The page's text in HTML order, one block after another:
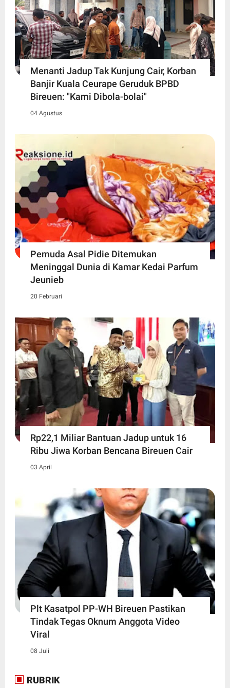
Menanti Jadup Tak Kunjung Cair, Korban
Banjir Kuala Ceurape Geruduk BPBD
Bireuen: "Kami Dibola-bolai"
04 Agustus
Pemuda Asal Pidie Ditemukan
Meninggal Dunia di Kamar Kedai Parfum
Jeunieb
20 Februari
Rp22,1 Miliar Bantuan Jadup untuk 16
Ribu Jiwa Korban Bencana Bireuen Cair
03 April
Plt Kasatpol PP-WH Bireuen Pastikan
Tindak Tegas Oknum Anggota Video
Viral
08 Juli
RUBRIK